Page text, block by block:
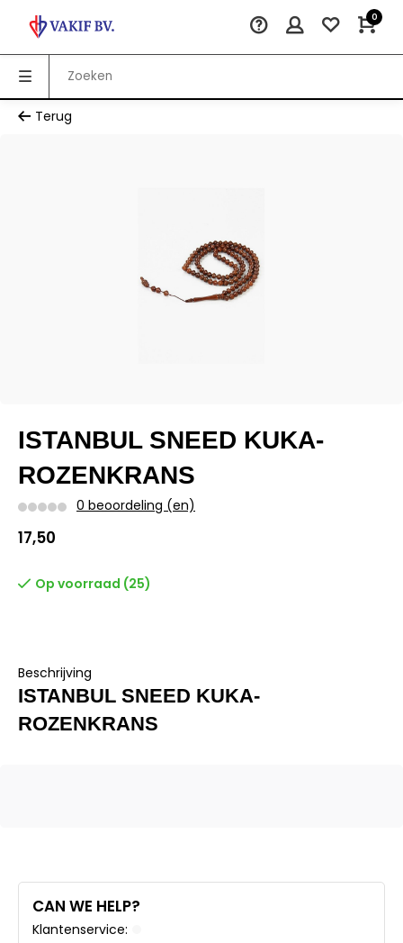
0
Terug
ISTANBUL SNEED KUKA-
ROZENKRANS
0 beoordeling (en)
17,50
Op voorraad (25)
Beschrijving
ISTANBUL SNEED KUKA-
ROZENKRANS
CAN WE HELP?
Klantenservice: